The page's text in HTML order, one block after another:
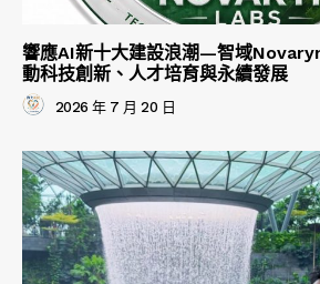
響應AI新十大建設浪潮—智域
動科技創新、人才培育與永續發展
2026 年 7 月 20 日